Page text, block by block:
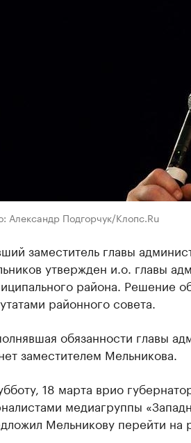
Александр Подгорчук/Клопс.Ru
заместитель главы
утвержден и.о. главы
района. Решение
районного совета.
обязанности главы
заместителем Мельникова.
18 марта врио
медиагруппы
Мельникову перейти на